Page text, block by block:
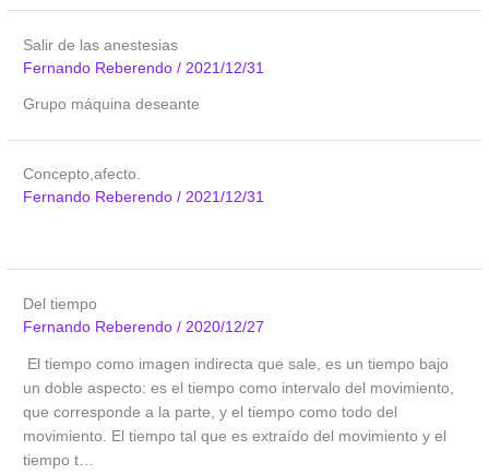
Salir de las anestesias
Fernando Reberendo/ 2021/12/31
Grupo máquina deseante
Concepto,afecto.
Fernando Reberendo/2021/12/31
Del tiempo
Fernando Reberendo/ 2020/12/27
El tiempo como imagen indirecta que sale, es un tiempo bajo
un doble aspecto: es el tiempo como intervalo del movimiento,
que corresponde a la parte, y el tiempo como todo del
movimiento. El tiempo tal que es extraído del movimiento y el
tiempo t…